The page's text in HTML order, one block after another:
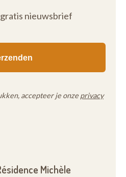
nieuwsbrief
accepteer je onze privacy
Michèle